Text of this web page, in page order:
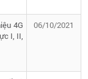
4G
I, II,
06/10/2021